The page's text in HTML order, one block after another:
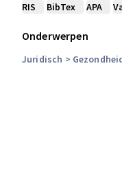
RIS BibTex APA
Onderwerpen
Juridisch >